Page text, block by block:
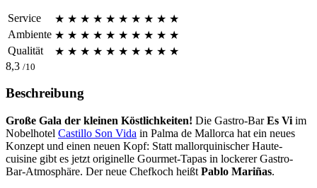
Service ★ ★ ★ ★ ★ ★ ★ ★ ★ ★
Ambiente ★ ★ ★ ★ ★ ★ ★ ★ ★ ★
Qualität
★ ★ ★ ★ ★ ★ ★ ★ ★ ★
8,3 /10
Beschreibung
Große Gala der kleinen Köstlichkeiten! Die Gastro-BarEs Vi im
Nobelhotel Castillo Son Vida in Palma de Mallorca hat ein neues
Konzept und einen neuen Kopf: Statt mallorquinischer Haute-
cuisine gibt es jetzt originelle Gourmet-Tapas in lockerer Gastro-
Bar-Atmosphäre. Der neue Chefkoch heißt Pablo Mariñas.